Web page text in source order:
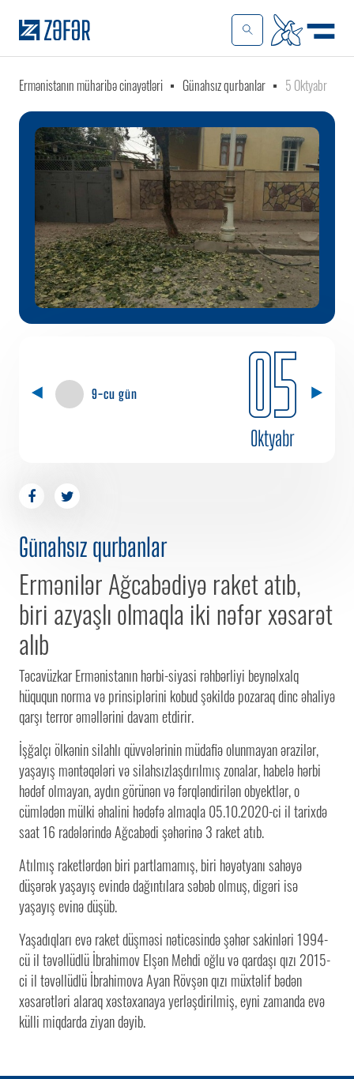
Ermənistanın müharibə cinayətləri Günahsız qurbanlar 5 Oktyabr
9-cu gün 05
Oktyabr
Günahsız qurbanlar
Ermənilər Ağcabədiyə raket atıb,
biri azyaşlı olmaqla iki nəfər xəsarət
alıb
Təcavüzkar Ermənistanın hərbi-siyasi rəhbərliyi beynəlxalq
hüququn norma və prinsiplərini kobud şəkildə pozaraq dinc əhaliyə
qarşı terror əməllərini davam etdirir.
İşğalçı ölkənin silahlı qüvvələrinin müdafiə olunmayan ərazilər,
yaşayış məntəqələri və silahsızlaşdırılmış zonalar, habelə hərbi
hədəf olmayan, aydın görünən və fərqləndirilən obyektlər, o
cümlədən mülki əhalini hədəfə almaqla 05.10.2020-ci il tarixdə
saat 16 radələrində Ağcabədi şəhərinə 3 raket atıb.
Atılmış raketlərdən biri partlamamış, biri həyətyanı sahəyə
düşərək yaşayış evində dağıntılara səbəb olmuş, digəri isə
yaşayış evinə düşüb.
Yaşadıqları evə raket düşməsi nəticəsində şəhər sakinləri 1994-
cü il təvəllüdlü İbrahimov Elşən Mehdi oğlu və qardaşı qızı 2015-
ci il təvəllüdlü İbrahimova Ayan Rövşən qızı müxtəlif bədən
xəsarətləri alaraq xəstəxanaya yerləşdirilmiş, eyni zamanda evə
külli miqdarda ziyan dəyib.